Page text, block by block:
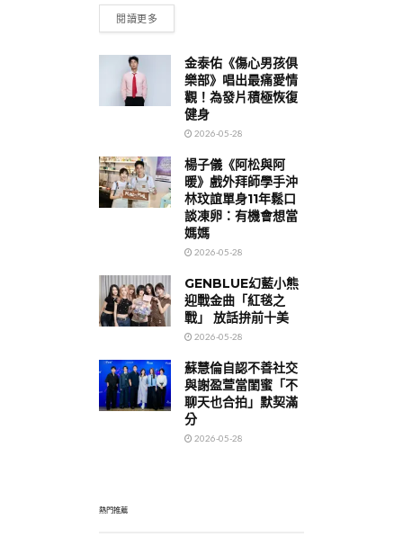
閱讀更多
金泰佑《傷心男孩俱
樂部》唱出最痛愛情
觀！為發片積極恢復
健身
2026-05-28
楊子儀《阿松與阿
暖》戲外拜師學手沖
林玟誼單身11年鬆口
談凍卵：有機會想當
媽媽
2026-05-28
GENBLUE幻藍小熊
迎戰金曲「紅毯之
戰」 放話拚前十美
2026-05-28
蘇慧倫自認不善社交
與謝盈萱當閨蜜「不
聊天也合拍」默契滿
分
2026-05-28
熱門推薦